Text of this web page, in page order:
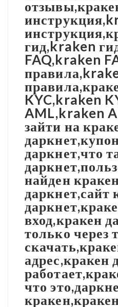
гид,kraken
FAQ,kraken
KYC,kraken
AML,kraken
зайти на
даркнет,что
найден
даркнет,сайт
вход,кракен
только через
адрес,кракен
что